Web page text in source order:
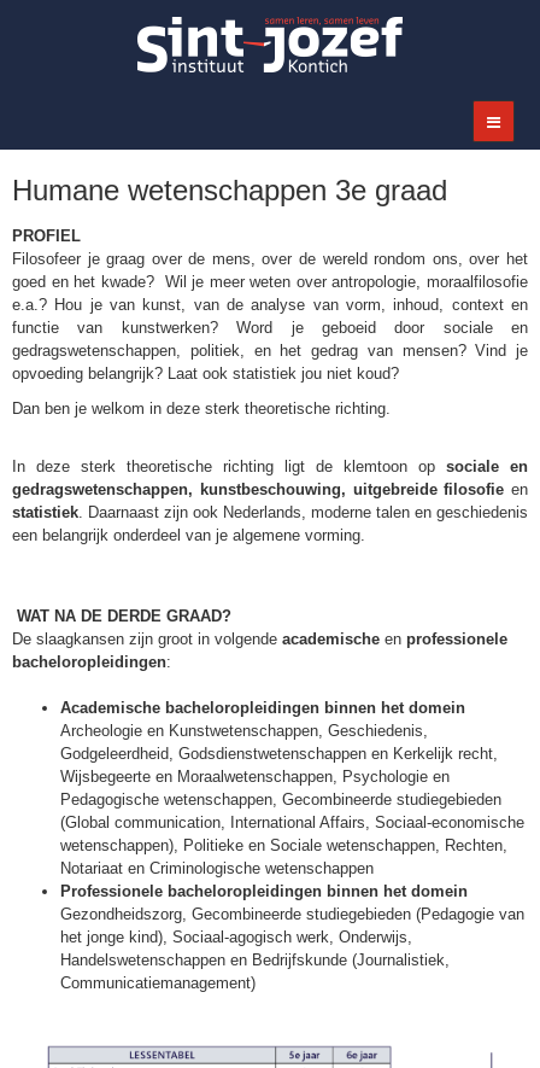
Humane wetenschappen 3e graad
PROFIEL
Filosofeer je graag over de mens, over de wereld rondom ons, over het
goed en het kwade? Wil je meer weten over antropologie, moraalfilosofie
e.a.? Hou je van kunst, van de analyse van vorm, inhoud, context en
functie van kunstwerken? Word je geboeid door sociale en
gedragswetenschappen, politiek, en het gedrag van mensen? Vind je
opvoeding belangrijk? Laat ook statistiek jou niet koud?
Dan ben je welkom in deze sterk theoretische richting.
In deze sterk theoretische richting ligt de klemtoon op sociale en
gedragswetenschappen, kunstbeschouwing, uitgebreide filosofie en
statistiek. Daarnaast zijn ook Nederlands, moderne talen en geschiedenis
een belangrijk onderdeel van je algemene vorming.
WAT NA DE DERDE GRAAD?
De slaagkansen zijn groot in volgende academische en professionele
bacheloropleidingen:
Academische bacheloropleidingen binnen het domein
Archeologie en Kunstwetenschappen, Geschiedenis,
Godgeleerdheid, Godsdienstwetenschappen en Kerkelijk recht,
Wijsbegeerte en Moraalwetenschappen, Psychologie en
Pedagogische wetenschappen, Gecombineerde studiegebieden
(Global communication, International Affairs, Sociaal-economische
wetenschappen), Politieke en Sociale wetenschappen, Rechten,
Notariaat en Criminologische wetenschappen
Professionele bacheloropleidingen binnen het domein
Gezondheidszorg, Gecombineerde studiegebieden (Pedagogie van
het jonge kind), Sociaal-agogisch werk, Onderwijs,
Handelswetenschappen en Bedrijfskunde (Journalistiek,
Communicatiemanagement)